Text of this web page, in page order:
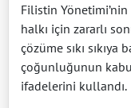
Filistin
halkı için zararlı
çözüme sıkı
çoğunluğunun
ifadelerini kullandı.